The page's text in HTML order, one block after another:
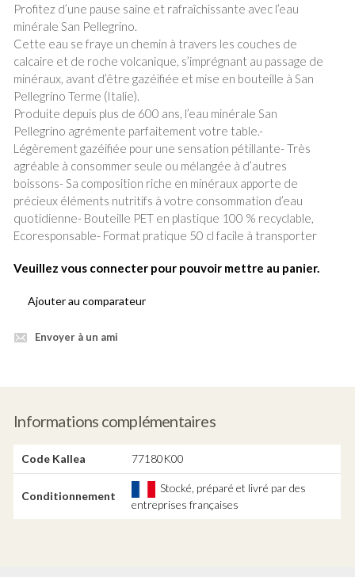
Profitez d’une pause saine et rafraîchissante avec l’eau
minérale San Pellegrino.
Cette eau se fraye un chemin à travers les couches de
calcaire et de roche volcanique, s’imprégnant au passage de
minéraux, avant d’être gazéifiée et mise en bouteille à San
Pellegrino Terme (Italie).
Produite depuis plus de 600 ans, l’eau minérale San
Pellegrino agrémente parfaitement votre table.-
Légèrement gazéifiée pour une sensation pétillante- Très
agréable à consommer seule ou mélangée à d’autres
boissons- Sa composition riche en minéraux apporte de
précieux éléments nutritifs à votre consommation d’eau
quotidienne- Bouteille PET en plastique 100 % recyclable,
Ecoresponsable- Format pratique 50 cl facile à transporter
Veuillez vous connecter pour pouvoir mettre au panier.
Ajouter au comparateur
Envoyer à un ami
Informations complémentaires
Code Kallea 77180K00
Conditionnement
Stocké, préparé et livré par des
entreprises françaises